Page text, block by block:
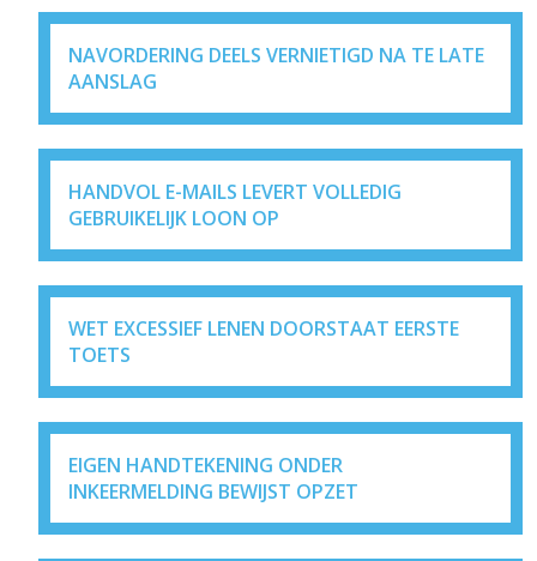
NAVORDERING DEELS VERNIETIGD NA TE LATE
AANSLAG
HANDVOL E-MAILS LEVERT VOLLEDIG
GEBRUIKELIJK LOON OP
WET EXCESSIEF LENEN DOORSTAAT EERSTE
TOETS
EIGEN HANDTEKENING ONDER
INKEERMELDING BEWIJST OPZET